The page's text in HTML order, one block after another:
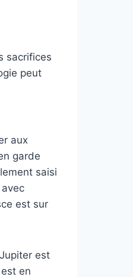
sacrifices
peut
aux
garde
saisi
est sur
est
en